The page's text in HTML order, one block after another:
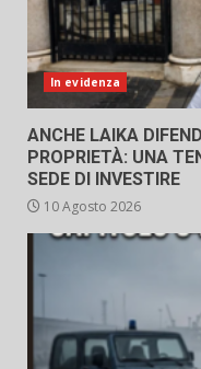
In evidenza
ANCHE LAIKA
PROPRIETÀ: UNA
SEDE DI INVESTIRE
10 Agosto 2026